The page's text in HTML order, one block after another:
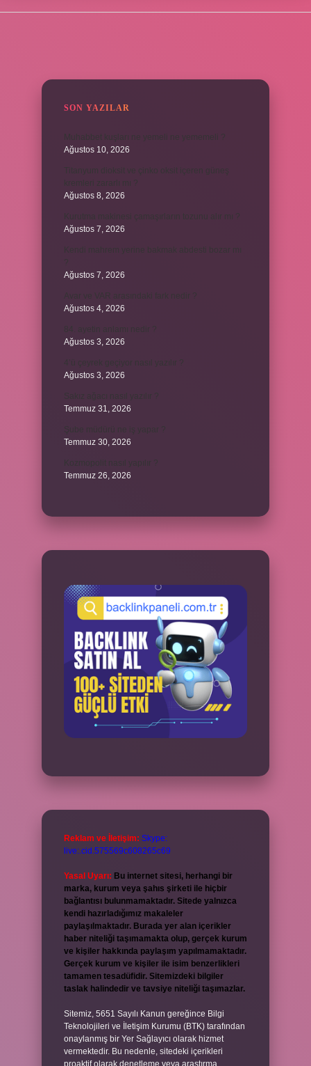
SON YAZILAR
Muhabbet kuşları ne yemeli ne yememeli ?
Ağustos 10, 2026
Titanyum dioksit ve çinko oksit içeren güneş
kremleri zararlı mı ?
Ağustos 8, 2026
Kurutma makinesi çamaşırların tozunu alır mı ?
Ağustos 7, 2026
Kendi mahrem yerine bakmak abdesti bozar mı
Ağustos 7, 2026
Avar ve VAR arasındaki fark nedir ?
Ağustos 4, 2026
Ağustos 3, 2026
Ağustos 3, 2026
Temmuz 31, 2026
Temmuz 30, 2026
Temmuz 26, 2026
Reklam ve İletişim: Skype:
live:.cid.575569c608265c69
Yasal Uyarı: Bu internet sitesi, herhangi bir
marka, kurum veya şahıs şirketi ile hiçbir
bağlantısı bulunmamaktadır. Sitede yalnızca
kendi hazırladığımız makaleler
paylaşılmaktadır. Burada yer alan içerikler
haber niteliği taşımamakta olup, gerçek kurum
ve kişiler hakkında paylaşım yapılmamaktadır.
Gerçek kurum ve kişiler ile isim benzerlikleri
tamamen tesadüfidir. Sitemizdeki bilgiler
taslak halindedir ve tavsiye niteliği taşımazlar.
Sitemiz, 5651 Sayılı Kanun gereğince Bilgi
Teknolojileri ve İletişim Kurumu (BTK) tarafından
onaylanmış bir Yer Sağlayıcı olarak hizmet
vermektedir. Bu nedenle, sitedeki içerikleri
proaktif olarak denetleme veya araştırma